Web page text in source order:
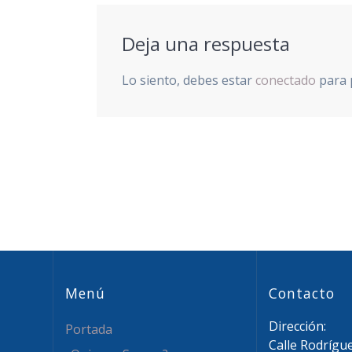
Deja una respuesta
Lo siento, debes estarconectado para
Menú
Portada
Contacto
Dirección:
Calle